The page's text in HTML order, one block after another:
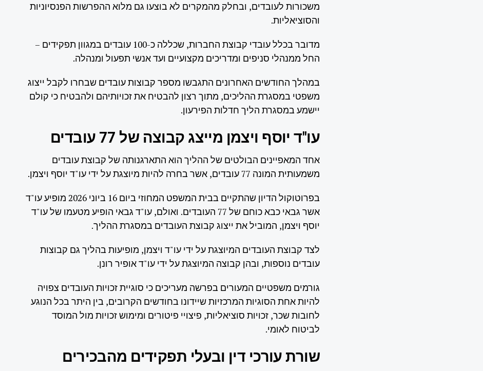
משכורות לעובדים, ובחלק מהמקרים לא בוצעו גם מלוא ההפרשות הפנסיוניות
והסוציאליות.
מדובר בכלל עובדי קבוצת החברות, שכללה כ-100 עובדים במגוון תפקידים –
החל ממנהלי סניפים ומדריכים מקצועיים ועד אנשי תפעול ומנהלה.
במהלך החודשים האחרונים התגבשו מספר קבוצות עובדים שבחרו לקבל ייצוג
משפטי במסגרת ההליכים, מתוך רצון להבטיח את זכויותיהם ולהבטיח כי קולם
יישמע במסגרת הליך חדלות הפירעון.
עו"ד יוסף ויצמן מייצג קבוצה של 77 עובדים
אחד המאפיינים הבולטים של ההליך הוא התארגנותה של קבוצת עובדים
משמעותית המונה 77 עובדים, אשר בחרה להיות מיוצגת על ידי עו"ד יוסף ויצמן.
בפרוטוקול הדיון שהתקיים בבית המשפט המחוזי ביום 16 ביוני 2026 מופיע עו"ד
אשר גבאי כבא כוחם של 77 העובדים. ואולם, עו"ד גבאי הופיע מטעמו של עו"ד
יוסף ויצמן, המוביל את ייצוג קבוצת העובדים במסגרת ההליך.
לצד קבוצת העובדים המיוצגת על ידי עו"ד ויצמן, מופיעות בהליך גם קבוצות
עובדים נוספות, ובהן קבוצה המיוצגת על ידי עו"ד אופיר רונן.
גורמים משפטיים המעורים בפרשה מעריכים כי סוגיית זכויות העובדים צפויה
להיות אחת הסוגיות המרכזיות שיידונו בחודשים הקרובים, בין היתר בכל הנוגע
לחובות שכר, זכויות סוציאליות, פיצויי פיטורים ומימוש זכויות מול המוסד
לביטוח לאומי.
שורת עורכי דין ובעלי תפקידים מהבכירים